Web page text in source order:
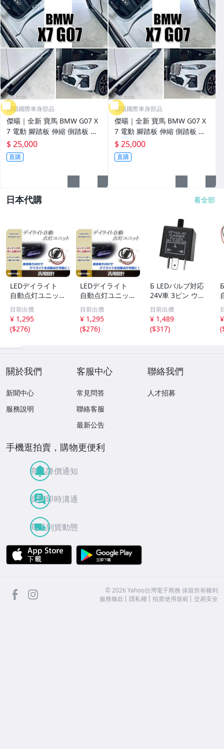
傑暘國際車身部品
傑暘｜全新 寶馬 BMW G07 X
7 電動 腳踏板 伸縮 側踏板 登
車板 防滑 實車
$ 25,000
直購
傑暘國際車身部品
傑暘｜全新 寶馬 BMW G07 X
7 電動 腳踏板 伸縮 側踏板 登
車板 防滑 實車
$ 25,000
直購
日本代購 看全部
LEDデイライト
自動点灯ユニット
減光機能付き 12V
車専用 エンジン
ON連動 ポジショ
ン フォグランプ
目前出價
¥ 1,295
($276)
LEDデイライト
自動点灯ユニット
減光機能付き 12V
車専用 エンジン
ON連動 ポジショ
ン フォグランプ
目前出價
¥ 1,295
($276)
Б LEDバルブ対応
24V車 3ピン ウイ
ンカーリレー 速
度調整 無段階調
整可能 カチカチ
音内蔵 スピーカ
目前出價
¥ 1,489
($317)
(
關於我們
新聞中心
服務說明
客服中心
常見問答
聯絡客服
最新公告
聯絡我們
人才招募
手機逛拍賣，購物更便利
商品降價通知
買賣即時溝通
商品到貨動態
APP Store
facebook ©2026 Yahoo台灣電子商務 保留所有權利
服務條款
隱私權 拍賣使用規範 交易安全